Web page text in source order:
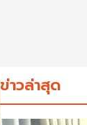
ข่าวล่าสุด